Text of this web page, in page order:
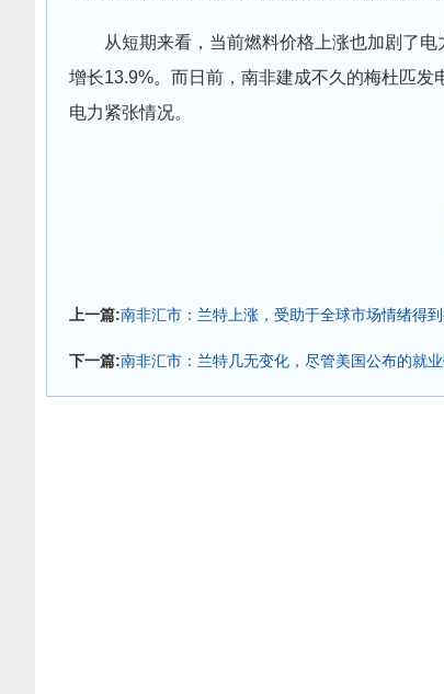
从短期来看，当前燃料价格上涨也加剧了
增长13.9%。而日前，南非建成不久的梅杜匹发
电力紧张情况。
上一篇:南非汇市：兰特上涨，受助于全球市场情绪得
下一篇:南非汇市：兰特几无变化，尽管美国公布的就